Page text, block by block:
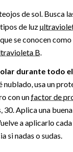
de sol. Busca
de luz
se conocen como
B
durante todo el
nublado, usa un
con unfactor de
30. Aplica una
a aplicarlo
si nadas o sudas.